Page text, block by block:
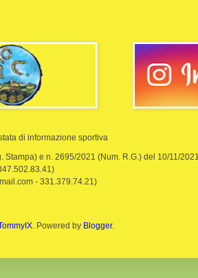
di informazione sportiva
Stampa) e n. 2695/2021 (Num. R.G.) del 10/11/2021
- 331.379.74.21)
. Powered by Blogger.